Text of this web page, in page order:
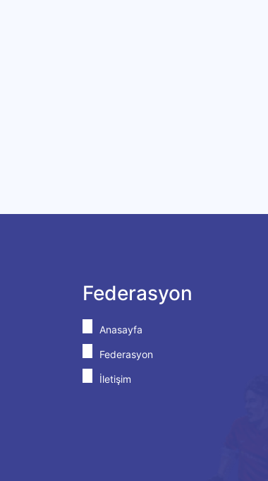
Federasyon
Anasayfa
Federasyon
İletişim